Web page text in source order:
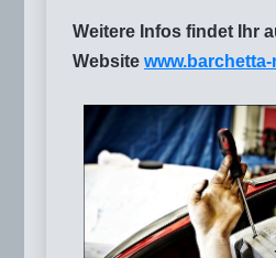
Weitere Infos findet Ihr
Website